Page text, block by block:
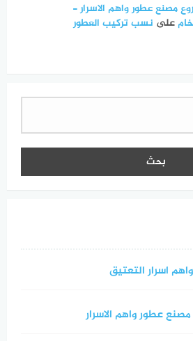
مصنع عطور واهم الاسرار -
على نسب تركيب العطور
اسرار التعتيق
عطور واهم الاسرار